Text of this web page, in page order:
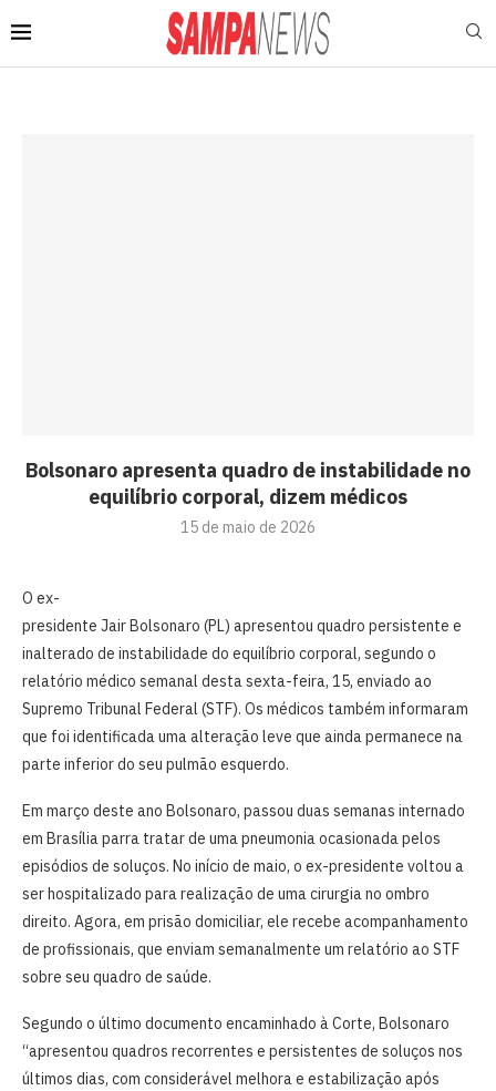
Bolsonaro apresenta quadro de instabilidade no
equilíbrio corporal, dizem médicos
15 de maio de 2026
O ex-
presidente Jair Bolsonaro (PL) apresentou quadro persistente e
inalterado de instabilidade do equilíbrio corporal, segundo o
relatório médico semanal desta sexta-feira, 15, enviado ao
Supremo Tribunal Federal (STF). Os médicos também informaram
que foi identificada uma alteração leve que ainda permanece na
parte inferior do seu pulmão esquerdo.
Em março deste ano Bolsonaro, passou duas semanas internado
em Brasília parra tratar de uma pneumonia ocasionada pelos
episódios de soluços. No início de maio, o ex-presidente voltou a
ser hospitalizado para realização de uma cirurgia no ombro
direito. Agora, em prisão domiciliar, ele recebe acompanhamento
de profissionais, que enviam semanalmente um relatório ao STF
sobre seu quadro de saúde.
Segundo o último documento encaminhado à Corte, Bolsonaro
“apresentou quadros recorrentes e persistentes de soluços nos
últimos dias, com considerável melhora e estabilização após